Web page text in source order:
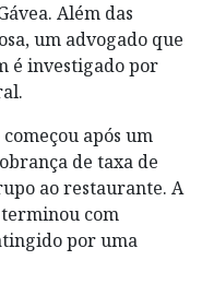
Além das
um advogado que
é investigado por
após um
de taxa de
ao restaurante. A
com
por uma